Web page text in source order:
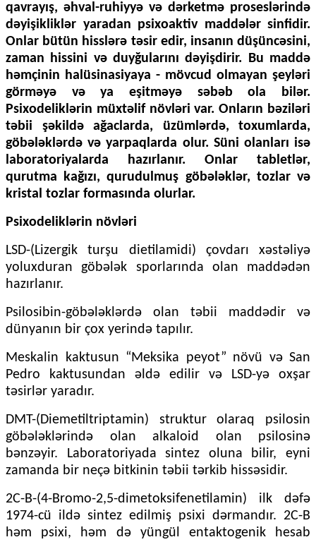
qavrayış, əhval-ruhiyyə və dərketmə proseslərində
dəyişikliklər yaradan psixoaktiv maddələr sinfidir.
Onlar bütün hisslərə təsir edir, insanın düşüncəsini,
zaman hissini və duyğularını dəyişdirir. Bu maddə
həmçinin halüsinasiyaya - mövcud olmayan şeyləri
görməyə və ya eşitməyə səbəb ola bilər.
Psixodeliklərin müxtəlif növləri var. Onların bəziləri
təbii şəkildə ağaclarda, üzümlərdə, toxumlarda,
göbələklərdə və yarpaqlarda olur. Süni olanları isə
laboratoriyalarda hazırlanır. Onlar tabletlər,
qurutma kağızı, qurudulmuş göbələklər, tozlar və
kristal tozlar formasında olurlar.
Psixodeliklərin növləri
LSD-(Lizergik turşu dietilamidi) çovdarı xəstəliyə
yoluxduran göbələk sporlarında olan maddədən
hazırlanır.
Psilosibin-göbələklərdə olan təbii maddədir və
dünyanın bir çox yerində tapılır.
Meskalin kaktusun “Meksika peyot” növü və San
Pedro kaktusundan əldə edilir və LSD-yə oxşar
təsirlər yaradır.
DMT-(Diemetiltriptamin) struktur olaraq psilosin
göbələklərində olan alkaloid olan psilosinə
bənzəyir. Laboratoriyada sintez oluna bilir, eyni
zamanda bir neçə bitkinin təbii tərkib hissəsidir.
2C-B-(4-Bromo-2,5-dimetoksifenetilamin) ilk dəfə
1974-cü ildə sintez edilmiş psixi dərmandır. 2C-B
həm psixi, həm də yüngül entaktogenik hesab